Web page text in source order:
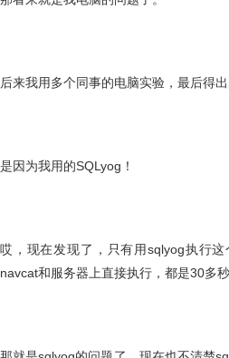
后来我用多个同事的电脑实验，最后得出
是因为我用的SQLyog！
哎，现在发现了，只有用sqlyog执行
navcat和服务器上直接执行，都是30多秒